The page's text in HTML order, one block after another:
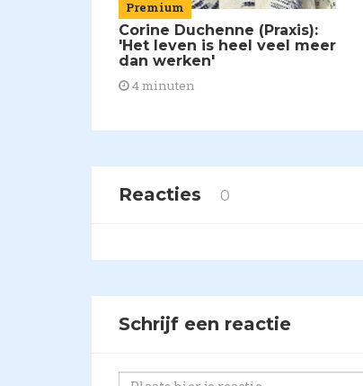
Premium
Corine Duchenne (Praxis):
'Het leven is heel veel meer
dan werken'
4 minuten
Reacties 0
Schrijf een reactie